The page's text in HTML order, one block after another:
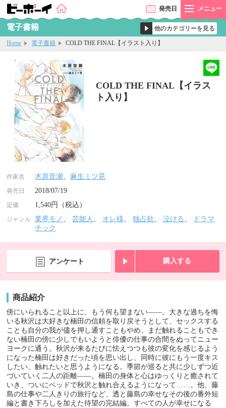
発売日 メニュー
電子書籍
Home 電子書籍 COLD THE FINAL【イラスト入り】
COLD THE FINAL【イラス
ト入り】
作家名 木原音瀬、 麻生ミツ晃
発売日 2018/07/19
定価 1,540円（税込）
ジャンル 業界モノ 、芸能人 、 オレ様、独占欲、泣ける 、
ドラマ
チック
アンケート 購入する
商品紹介
傍にいられること以上に、もう何も望まない――。大きな過ちを悔
いる秋沢は大好きな楠田の信頼を取り戻そうとして、セックスする
ことも自分の我が儘を押し通すこともやめ、まだ触れることもでき
ない楠田の傍に少しでもいようと俳優の仕事の合間をぬってニュー
ヨークに通う。秋沢が来るたびに怯えつつも彼の変化を感じるよう
になった楠田は好きだった頃を思い出し、同時に彼にもう一度キス
したい、触れたいと思うようになる。季節が巡ると共に少しずつ近
づいていく二人の距離――。楠田の身体と心はゆっくりと癒されて
いき、ついにベッドで秋沢と触れ合えるようになって……。他、藤
島の仕事や二人きりの旅行など、透と藤島の幸せなその後の番外短
編と書き下ろしを加えた待望の完結編。すべての人が幸せになる